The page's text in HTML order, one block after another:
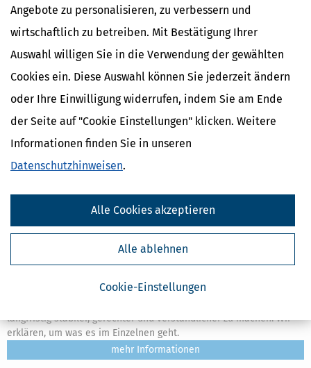
Angebote zu personalisieren, zu verbessern und
wirtschaftlich zu betreiben. Mit Bestätigung Ihrer
Auswahl willigen Sie in die Verwendung der gewählten
Cookies ein. Diese Auswahl können Sie jederzeit ändern
oder Ihre Einwilligung widerrufen, indem Sie am Ende
der Seite auf "Cookie Einstellungen" klicken. Weitere
Informationen finden Sie in unseren
Datenschutzhinweisen.
Cookie-Einstellungen
Alle ablehnen
Alle Cookies akzeptieren
bis 150 Euro entfällt.
mehr
Rentenkommission & Rentenreform 2026: Empfehlungen
(Alterssicherungskommission) hat ein umfassendes Reformpaket
langfristig stabiler, gerechter und verständlicher zu machen. Wir
erklären, um was es im Einzelnen geht.
mehr